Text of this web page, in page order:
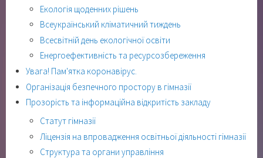
Екологія щоденних рішень
Всеукраїнський кліматичний тиждень
Всесвітній день екологічної освіти
Енергоефективність та ресурсозбереження
Увага! Пам'ятка коронавірус.
Організація безпечного простору в гімназії
Прозорість та інформаційна відкритість закладу
Статут гімназії
Ліцензія на впровадження освітньої діяльності гімназії
Структура та органи управління